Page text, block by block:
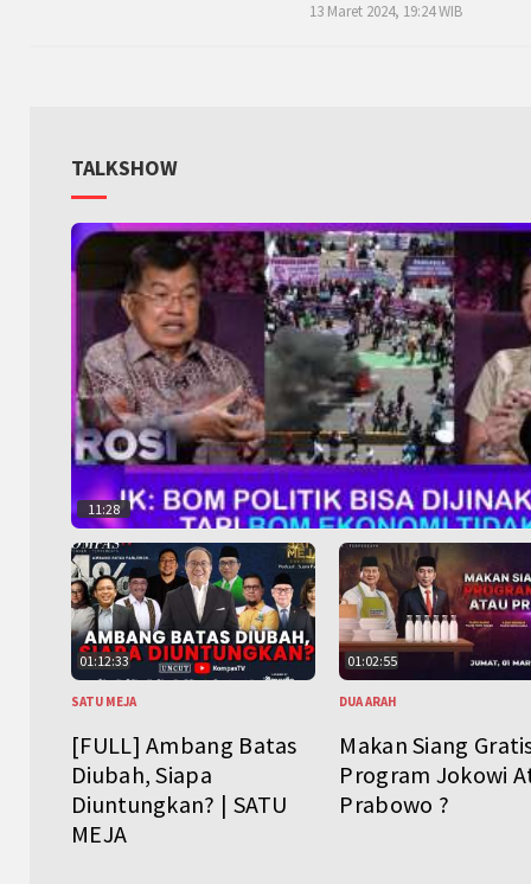
13 Maret 2024, 19:24 WIB
TALKSHOW
11:28
01:12:33
SATU MEJA
[FULL] Ambang Batas
Diubah, Siapa
Diuntungkan? | SATU
MEJA
01:02:55
DUA ARAH
Makan Siang
Program Jokowi
Prabowo ?